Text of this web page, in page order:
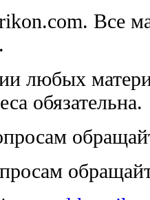
Все
любых
обязательна.